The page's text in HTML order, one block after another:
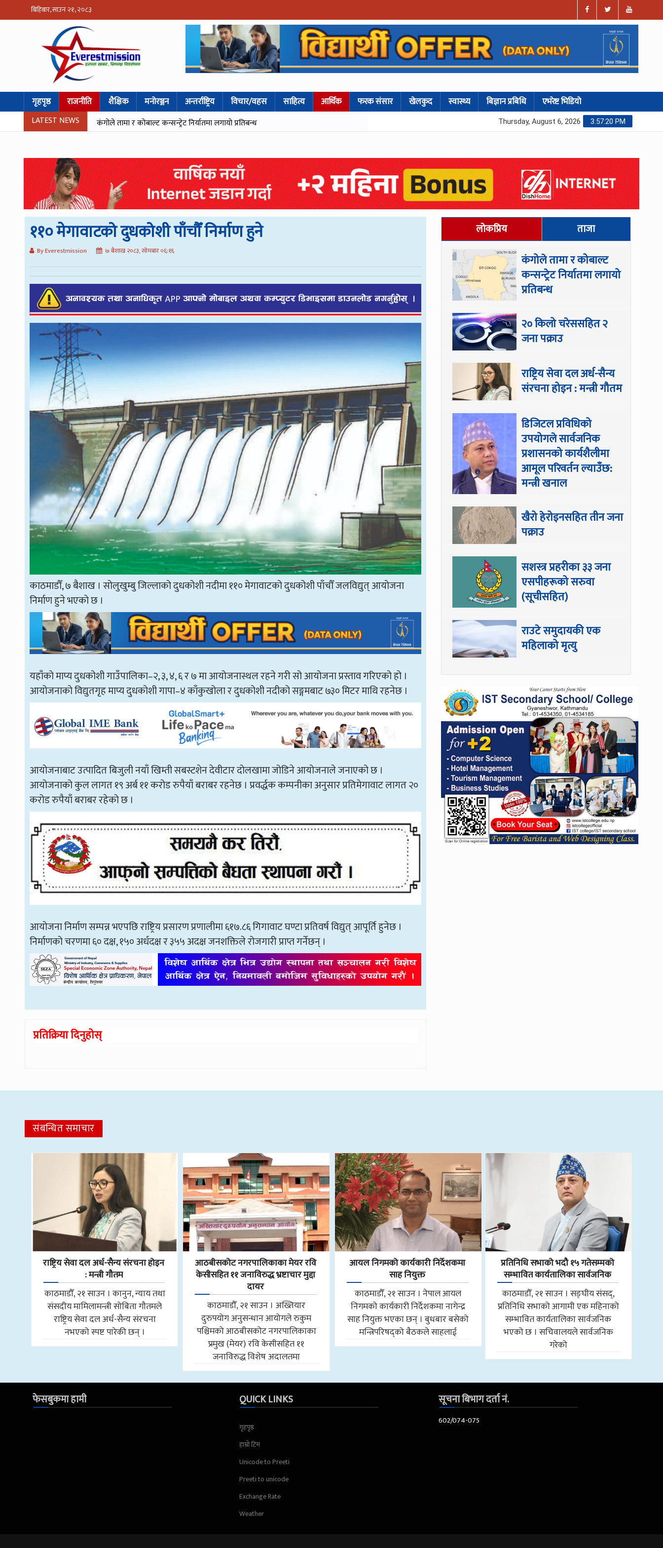
बिहिबार, साउन २१, २०८३
गृहपृष्ठ राजनीति शैक्षिक मनोरञ्जन अन्तर्राष्ट्रिय विचार/वहस साहित्य आर्थिक फरक संसार खेलकुद स्वास्थ्य बिज्ञान प्रबिधि एभरेष्ट भिडियो
LATEST NEWS कंगोले तामा र कोबाल्ट कन्सन्ट्रेट निर्यातमा लगायो प्रतिबन्ध 3:57:21 PM
Thursday, August 6, 2026
११० मेगावाटको दुधकोशी पाँचौँ निर्माण हुने
By Everestmission ७ बैशाख २०८३, सोमबार ०६:१६
काठमाडौँ, ७ बैशाख । सोलुखुम्बु जिल्लाको दुधकोशी नदीमा ११० मेगावाटको दुधकोशी पाँचौँ जलविद्युत् आयोजना
निर्माण हुने भएको छ ।
यहाँको माप्य दुधकोशी गाउँपालिका–२, ३, ४, ६ र ७ मा आयोजनास्थल रहने गरी सो आयोजना प्रस्ताव गरिएको हो ।
आयोजनाको विद्युतगृह माप्य दुधकोशी गापा–४ काँकुखोला र दुधकोशी नदीको सङ्गमबाट ७३० मिटर माथि रहनेछ ।
आयोजनाबाट उत्पादित बिजुली नयाँ खिम्ती सबस्टशेन देवीटार दोलखामा जोडिने आयोजनाले जनाएको छ ।
आयोजनाको कुल लागत १९ अर्ब ११ करोड रुपैयाँ बराबर रहनेछ । प्रवर्द्धक कम्पनीका अनुसार प्रतिमेगावाट लागत २०
करोड रुपैयाँ बराबर रहेको छ ।
आयोजना निर्माण सम्पन्न भएपछि राष्ट्रिय प्रसारण प्रणालीमा ६१७.८६ गिगावाट घण्टा प्रतिवर्ष विद्युत् आपूर्ति हुनेछ ।
निर्माणको चरणमा ६० दक्ष, १५० अर्धदक्ष र ३५५ अदक्ष जनशक्तिले रोजगारी प्राप्त गर्नेछन् ।
प्रतिक्रिया दिनुहोस्
लोकप्रिय ताजा
कंगोले तामा र कोबाल्ट
कन्सन्ट्रेट निर्यातमा लगायो
प्रतिबन्ध
२० किलो चरेससहित २
जना पक्राउ
राष्ट्रिय सेवा दल अर्ध-सैन्य
संरचना होइन : मन्त्री गौतम
डिजिटल प्रविधिको
उपयोगले सार्वजनिक
प्रशासनको कार्यशैलीमा
आमूल परिवर्तन ल्याउँछ:
मन्त्री खनाल
खैरो हेरोइनसहित तीन जना
पक्राउ
सशस्त्र प्रहरीका ३३ जना
एसपीहरूको सरुवा
(सूचीसहित)
राउटे समुदायकी एक
महिलाको मृत्यु
संबन्धित समाचार
राष्ट्रिय सेवा दल अर्ध-सैन्य संरचना होइन
: मन्त्री गौतम
काठमाडौँ, २१ साउन । कानुन, न्याय तथा
संसदीय मामिलामन्त्री सोबिता गौतमले
राष्ट्रिय सेवा दल अर्ध-सैन्य संरचना
नभएको स्पष्ट पारेकी छन् ।
आठबीसकोट नगरपालिकाका मेयर रवि
केसीसहित ११ जनाविरुद्ध भ्रष्टाचार मुद्दा
दायर
काठमाडौँ, २१ साउन । अख्तियार
दुरुपयोग अनुसन्धान आयोगले रुकुम
पश्चिमको आठबीसकोट नगरपालिकाका
प्रमुख (मेयर) रवि केसीसहित ११
जनाविरुद्ध विशेष अदालतमा
आयल निगमको कार्यकारी निर्देशकमा
साह नियुक्त
काठमाडौँ, २१ साउन । नेपाल आयल
निगमको कार्यकारी निर्देशकमा नागेन्द्र
साह नियुक्त भएका छन् । बुधबार बसेको
मन्त्रिपरिषद्को बैठकले साहलाई
प्रतिनिधि सभाको भदौ १५ गतेसम्मको
सम्भावित कार्यतालिका सार्वजनिक
काठमाडौँ, २१ साउन । सङ्घीय संसद्,
प्रतिनिधि सभाको आगामी एक महिनाको
सम्भावित कार्यतालिका सार्वजनिक
भएको छ । सचिवालयले सार्वजनिक
गरेको
फेसबुकमा हामी QUICK LINKS
गृहपृष्ठ
हाम्रो टिम
Unicode to Preeti
Preeti to unicode
Exchange Rate
Weather
सूचना बिभाग दर्ता नं.
602/074-075